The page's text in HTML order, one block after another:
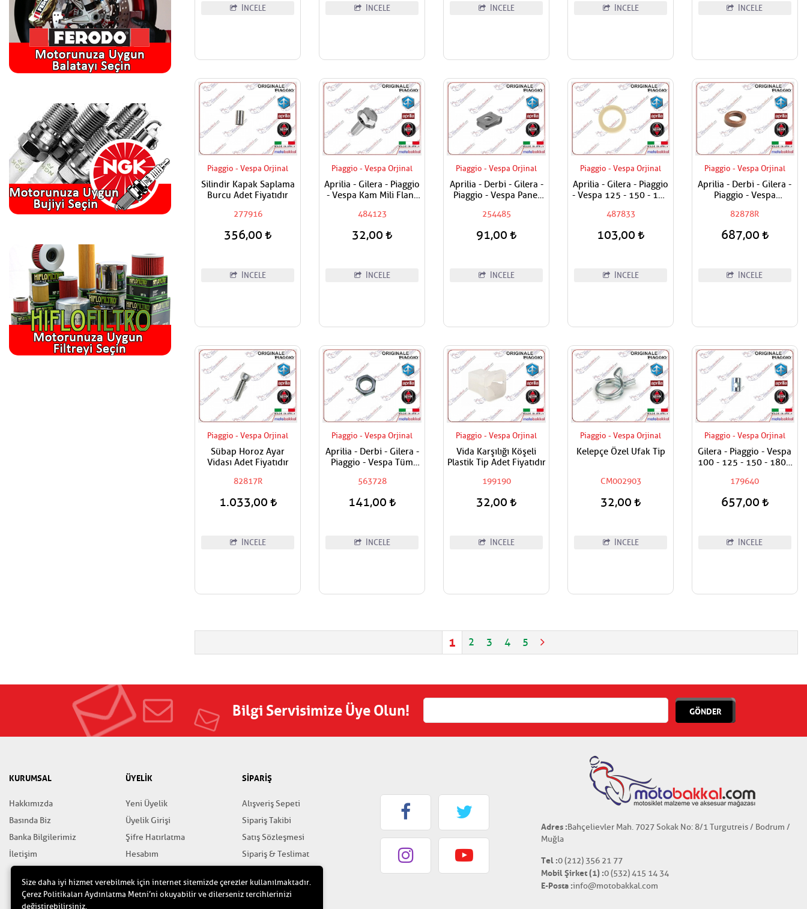
İNCELE İNCELE İNCELE İNCELE İNCELE
Piaggio - Vespa Orjinal
Silindir Kapak Saplama
Burcu Adet Fiyatıdır
277916
356,00
İNCELE
Piaggio - Vespa Orjinal
Aprilia - Gilera - Piaggio
- Vespa Kam Mili Flanş
484123
32,00
İNCELE
Piaggio - Vespa Orjinal
Aprilia - Derbi - Gilera -
Piaggio - Vespa Panel
254485
91,00
İNCELE
Piaggio - Vespa Orjinal
Aprilia - Gilera - Piaggio
- Vespa 125 - 150 - 180
Egzantrik Mili Ağırlık
487833
103,00
İNCELE
Piaggio - Vespa Orjinal
Aprilia - Derbi - Gilera -
Piaggio - Vespa
Şanzuman Keçesi
82878R
687,00
İNCELE
Piaggio - Vespa Orjinal
Sübap Horoz Ayar
Vidası Adet Fiyatıdır
82817R
1.033,00
İNCELE
Piaggio - Vespa Orjinal
Aprilia - Derbi - Gilera -
Piaggio - Vespa Tüm
Tekerlek Somunu
563728
141,00
İNCELE
Piaggio - Vespa Orjinal
Vida Karşılığı Köşeli
Plastik Tip Adet Fiyatıdır
199190
32,00
İNCELE
Piaggio - Vespa Orjinal
Kelepçe Özel Ufak Tip
CM002903
32,00
İNCELE
Piaggio - Vespa Orjinal
Gilera - Piaggio - Vespa
100 - 125 - 150 - 180 -
Somun Alt Burcu
179640
657,00
İNCELE
1 2 3 4 5
Bilgi Servisimize Üye Olun! GÖNDER
KURUMSAL
Hakkımızda
Basında Biz
Banka Bilgilerimiz
İletişim
ÜYELİK
Yeni Üyelik
Üyelik Girişi
Şifre Hatırlatma
Hesabım
SİPARİŞ
Alışveriş Sepeti
Sipariş Takibi
Satış Sözleşmesi
Sipariş & Teslimat
Yardım
Adres :Bahçelievler Mah. 7027 Sokak No: 8/1 Turgutreis / Bodrum /
Muğla
Tel :0 (212) 356 21 77
Mobil Şirket (1) :0 (532) 415 14 34
E-Posta :info@motobakkal.com
Size daha iyi hizmet verebilmek için internet sitemizde çerezler kullanılmaktadır.
Çerez Politikaları Aydınlatma Metni’ni okuyabilir ve dilerseniz tercihlerinizi
değiştirebilirsiniz.